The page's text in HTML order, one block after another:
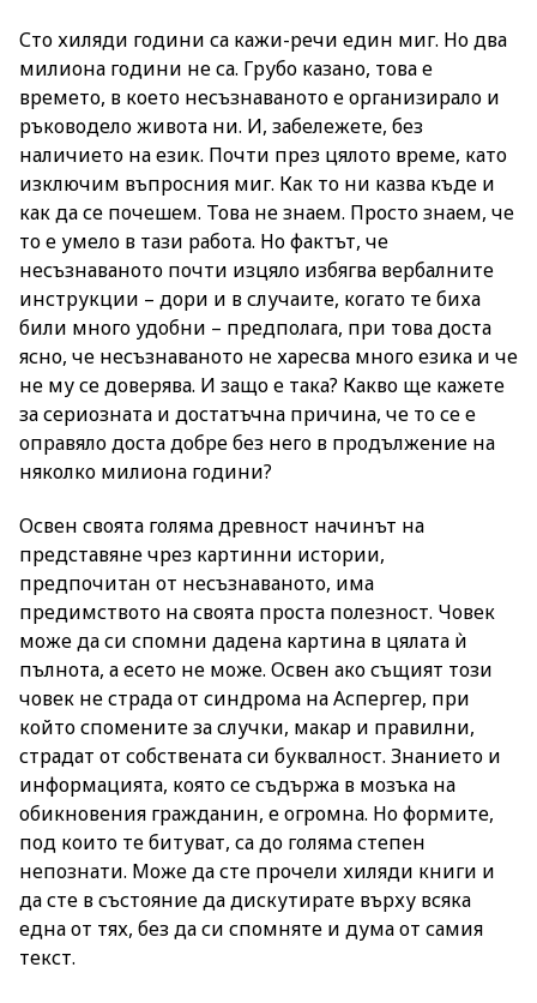
Сто хиляди години са кажи-речи един миг. Но два
милиона години не са. Грубо казано, това е
времето, в което несъзнаваното е организирало и
ръководело живота ни. И, забележете, без
наличието на език. Почти през цялото време, като
изключим въпросния миг. Как то ни казва къде и
как да се почешем. Това не знаем. Просто знаем, че
то е умело в тази работа. Но фактът, че
несъзнаваното почти изцяло избягва вербалните
инструкции – дори и в случаите, когато те биха
били много удобни – предполага, при това доста
ясно, че несъзнаваното не харесва много езика и че
не му се доверява. И защо е така? Какво ще кажете
за сериозната и достатъчна причина, че то се е
оправяло доста добре без него в продължение на
няколко милиона години?
Освен своята голяма древност начинът на
представяне чрез картинни истории,
предпочитан от несъзнаваното, има
предимството на своята проста полезност. Човек
може да си спомни дадена картина в цялата ѝ
пълнота, а есето не може. Освен ако същият този
човек не страда от синдрома на Аспергер, при
който спомените за случки, макар и правилни,
страдат от собствената си буквалност. Знанието и
информацията, която се съдържа в мозъка на
обикновения гражданин, е огромна. Но формите,
под които те битуват, са до голяма степен
непознати. Може да сте прочели хиляди книги и
да сте в състояние да дискутирате върху всяка
една от тях, без да си спомняте и дума от самия
текст.